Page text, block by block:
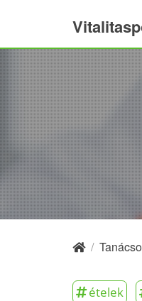
/
ételek
×